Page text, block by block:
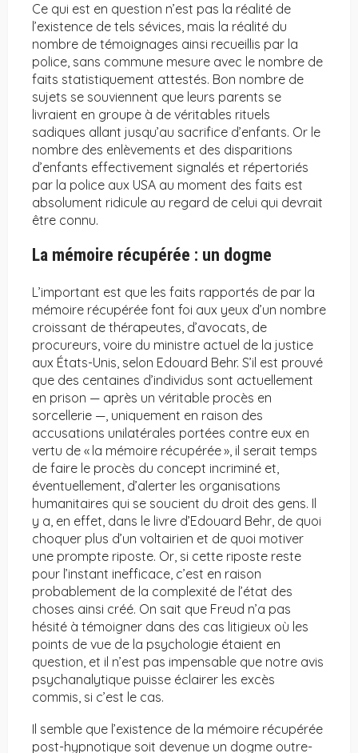
Ce qui est en question n’est pas la réalité de
l’existence de tels sévices, mais la réalité du
nombre de témoignages ainsi recueillis par la
police, sans commune mesure avec le nombre de
faits statistiquement attestés. Bon nombre de
sujets se souviennent que leurs parents se
livraient en groupe à de véritables rituels
sadiques allant jusqu’au sacrifice d’enfants. Or le
nombre des enlèvements et des disparitions
d’enfants effectivement signalés et répertoriés
par la police aux USA au moment des faits est
absolument ridicule au regard de celui qui devrait
être connu.
La mémoire récupérée : un dogme
L’important est que les faits rapportés de par la
mémoire récupérée font foi aux yeux d’un nombre
croissant de thérapeutes, d’avocats, de
procureurs, voire du ministre actuel de la justice
aux États-Unis, selon Edouard Behr. S’il est prouvé
que des centaines d’individus sont actuellement
en prison — après un véritable procès en
sorcellerie —, uniquement en raison des
accusations unilatérales portées contre eux en
vertu de « la mémoire récupérée », il serait temps
de faire le procès du concept incriminé et,
éventuellement, d’alerter les organisations
humanitaires qui se soucient du droit des gens. Il
y a, en effet, dans le livre d’Edouard Behr, de quoi
choquer plus d’un voltairien et de quoi motiver
une prompte riposte. Or, si cette riposte reste
pour l’instant inefficace, c’est en raison
probablement de la complexité de l’état des
choses ainsi créé. On sait que Freud n’a pas
hésité à témoigner dans des cas litigieux où les
points de vue de la psychologie étaient en
question, et il n’est pas impensable que notre avis
psychanalytique puisse éclairer les excès
commis, si c’est le cas.
Il semble que l’existence de la mémoire récupérée
post-hypnotique soit devenue un dogme outre-